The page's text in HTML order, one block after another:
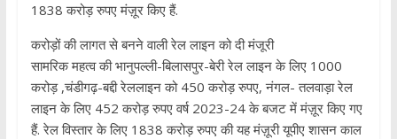
1838 करोड़ रुपए मंज़ूर किए हैं.
करोड़ों की लागत से बनने वाली रेल लाइन को दी मंजूरी
सामरिक महत्व की भानुपल्ली-बिलासपुर-बेरी रेल लाइन के लिए 1000
करोड़ ,चंडीगढ़-बद्दी रेललाइन को 450 करोड़ रुपए, नंगल- तलवाड़ा रेल
लाइन के लिए 452 करोड़ रुपए वर्ष 2023-24 के बजट में मंज़ूर किए गए
हैं. रेल विस्तार के लिए 1838 करोड़ रुपए की यह मंज़ूरी यूपीए शासन काल